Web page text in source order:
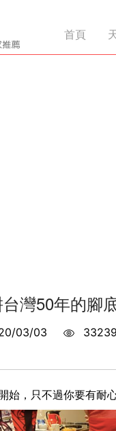
首頁
灣50年的腳
03/03 33239
始，只不過你要有耐